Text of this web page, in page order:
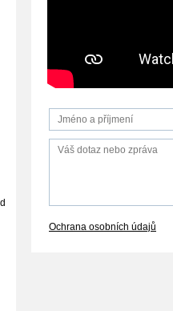
Ochrana osobních údajů